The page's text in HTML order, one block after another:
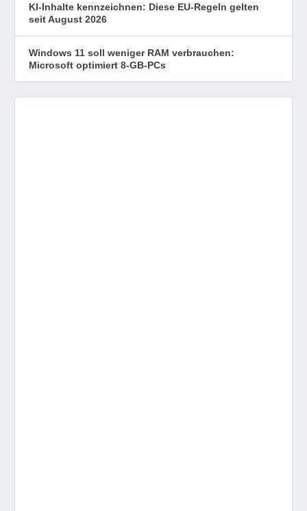
KI-Inhalte kennzeichnen: Diese EU-Regeln gelten
seit August 2026
Windows 11 soll weniger RAM verbrauchen:
Microsoft optimiert 8-GB-PCs